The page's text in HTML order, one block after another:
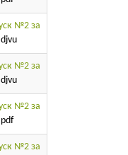
№2 за
№2 за
№2 за
№2 за